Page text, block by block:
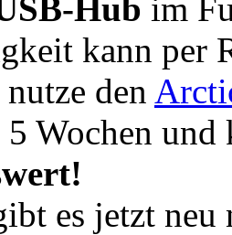
Hub im
kann per
den
5 Wochen
es jetzt